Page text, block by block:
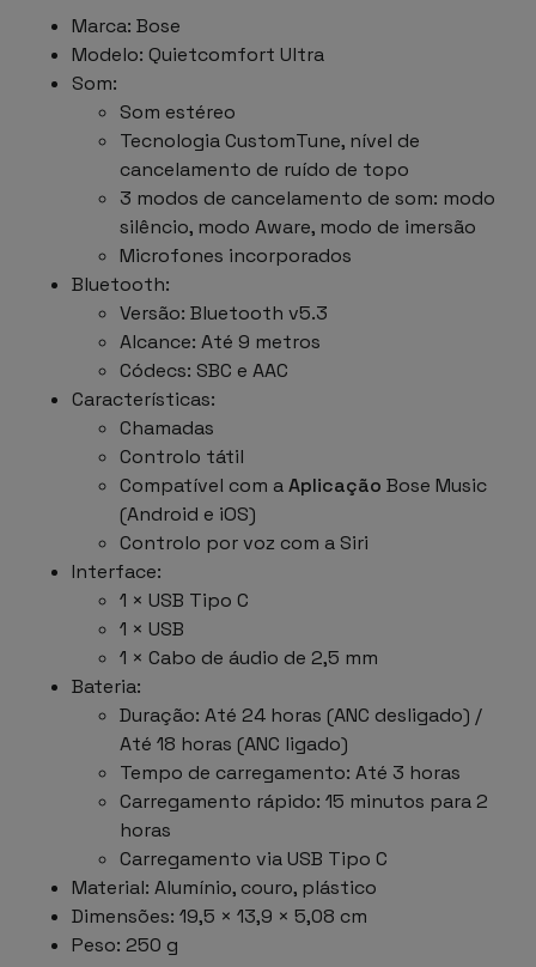
Marca: Bose
Modelo: Quietcomfort Ultra
Som:
Som estéreo
Tecnologia CustomTune, nível de
cancelamento de ruído de topo
3 modos de cancelamento de som: modo
silêncio, modo Aware, modo de imersão
Microfones incorporados
Bluetooth:
Versão: Bluetooth v5.3
Alcance: Até 9 metros
Códecs: SBC e AAC
Características:
Chamadas
Controlo tátil
Compatível com aAplicação Bose Music
(Android e iOS)
Controlo por voz com a Siri
Interface:
1 × USB Tipo C
1 × USB
1 × Cabo de áudio de 2,5 mm
Bateria:
Duração: Até 24 horas (ANC desligado) /
Até 18 horas (ANC ligado)
Tempo de carregamento: Até 3 horas
Carregamento rápido: 15 minutos para 2
horas
Carregamento via USB Tipo C
Material: Alumínio, couro, plástico
Dimensões: 19,5 × 13,9 × 5,08 cm
Peso: 250 g